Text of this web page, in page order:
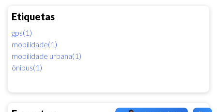
Etiquetas
gps(1)
mobilidade(1)
mobilidade urbana(1)
ônibus(1)